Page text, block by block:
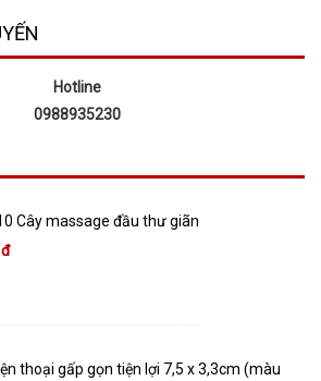
Hotline
0988935230
Cây massage đầu thư giãn
thoại gấp gọn tiện lợi 7,5 x 3,3cm (màu